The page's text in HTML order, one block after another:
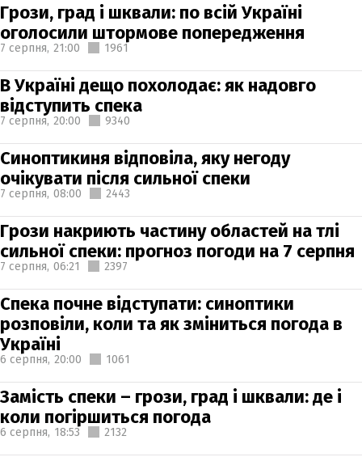
Грози, град і шквали: по всій Україні
оголосили штормове попередження
7 серпня, 21:00 1961
В Україні дещо похолодає: як надовго
відступить спека
7 серпня, 20:00 9340
Синоптикиня відповіла, яку негоду
очікувати після сильної спеки
7 серпня, 08:00 2443
Грози накриють частину областей на тлі
сильної спеки: прогноз погоди на 7 серпня
7 серпня, 06:21 2397
Спека почне відступати: синоптики
розповіли, коли та як зміниться погода в
Україні
6 серпня, 20:00 1061
Замість спеки – грози, град і шквали: де і
коли погіршиться погода
6 серпня, 18:53 2132